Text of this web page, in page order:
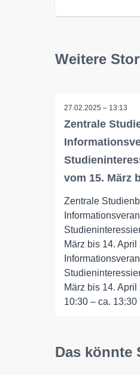
Weitere
27.02.2025 – 13:13
Zentrale
vom 15. März
Zentrale
März bis 14.
März bis 14. April
10:30 – ca. 13:30
Das könnte